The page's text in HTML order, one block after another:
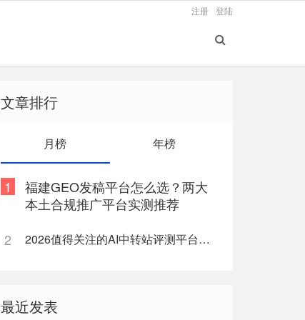
登陆
注册
文章排行
月榜 年榜
1
福建GEO发稿平台怎么选？两大
本土合规推广平台实测推荐
2
2026值得关注的AI中转站评测平台盘点
最近发表